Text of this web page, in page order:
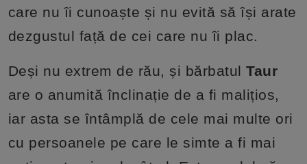
care nu îi cunoaște și nu evită să își arate
dezgustul față de cei care nu îi plac.
Deși nu extrem de rău, și bărbatulTaur
are o anumită înclinație de a fi malițios,
iar asta se întâmplă de cele mai multe ori
cu persoanele pe care le simte a fi mai